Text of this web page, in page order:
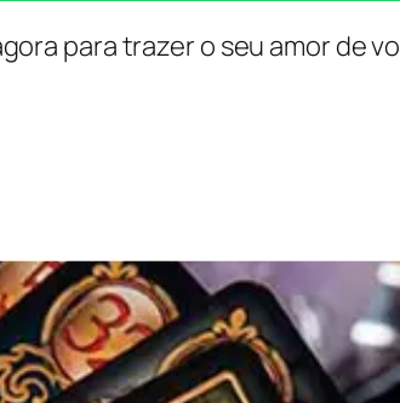
para trazer o seu amor de